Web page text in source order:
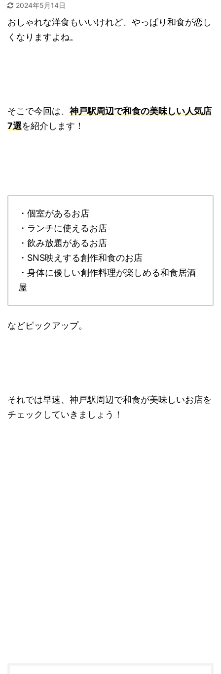
2024年5月14日
おしゃれな洋食もいいけれど、やっぱり和食が恋し
くなりますよね。
そこで今回は、 神戸駅周辺で和食の美味しい人気店
7選を紹介します！
・個室があるお店
・ランチに使えるお店
・飲み放題があるお店
・SNS映えする創作和食のお店
・身体に優しい創作料理が楽しめる和食居酒
屋
などピックアップ。
それでは早速、神戸駅周辺で和食が美味しいお店を
チェックしていきましょう！